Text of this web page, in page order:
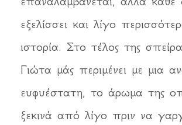
εξελίσσει και λίγο
ιστορία. Στο τέλος της
Γιώτα μάς περιμένει με μια
ευφυέστατη, το άρωμα της
ξεκινά από λίγο πριν να